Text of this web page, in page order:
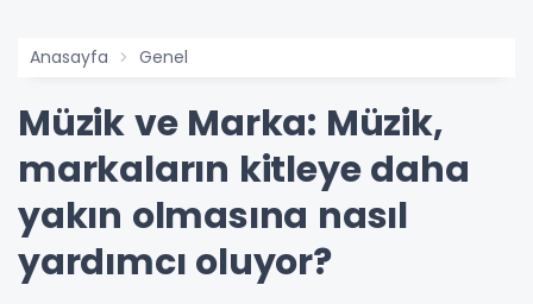
Anasayfa Genel
Müzik ve Marka: Müzik,
markaların kitleye daha
yakın olmasına nasıl
yardımcı oluyor?